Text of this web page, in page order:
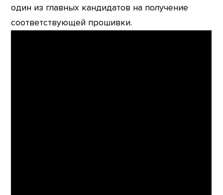
один из главных кандидатов на получение
соответствующей прошивки.